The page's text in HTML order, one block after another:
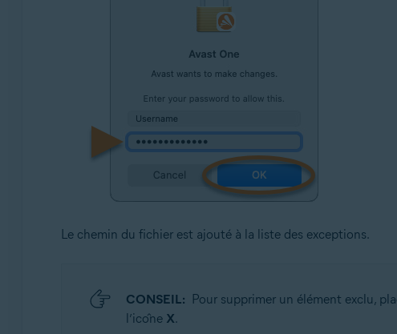
Le chemin du fichier est ajouté à la liste des exceptions.
CONSEIL:
Pour supprimer un élément exclu,
l’icône X.